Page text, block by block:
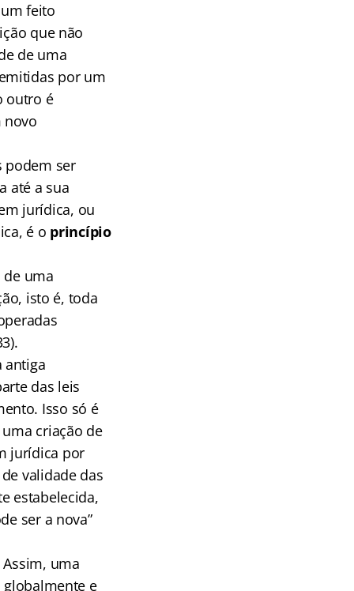
feito
que não
de uma
por um
outro é
novo
podem ser
até a sua
jurídica, ou
é o princípio
uma
isto é, toda
antiga
das leis
Isso só é
criação de
jurídica por
validade das
estabelecida,
ser a nova”
uma
globalmente e